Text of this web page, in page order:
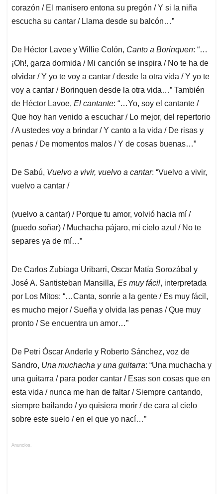
corazón / El manisero entona su pregón / Y si la niña
escucha su cantar / Llama desde su balcón…”
De Héctor Lavoe y Willie Colón, Canto a Borinquen: “…
¡Oh!, garza dormida / Mi canción se inspira / No te ha de
olvidar / Y yo te voy a cantar / desde la otra vida / Y yo te
voy a cantar / Borinquen desde la otra vida…” También
de Héctor Lavoe, El cantante: “…Yo, soy el cantante /
Que hoy han venido a escuchar / Lo mejor, del repertorio
/ A ustedes voy a brindar / Y canto a la vida / De risas y
penas / De momentos malos / Y de cosas buenas…”
De Sabú, Vuelvo a vivir, vuelvo a cantar: “Vuelvo a vivir,
vuelvo a cantar /
(vuelvo a cantar) / Porque tu amor, volvió hacia mí /
(puedo soñar) / Muchacha pájaro, mi cielo azul / No te
separes ya de mí…”
De Carlos Zubiaga Uribarri, Oscar Matía Sorozábal y
José A. Santisteban Mansilla, Es muy fácil, interpretada
por Los Mitos: “…Canta, sonríe a la gente / Es muy fácil,
es mucho mejor / Sueña y olvida las penas / Que muy
pronto / Se encuentra un amor…”
De Petri Óscar Anderle y Roberto Sánchez, voz de
Sandro, Una muchacha y una guitarra: “Una muchacha y
una guitarra / para poder cantar / Esas son cosas que en
esta vida / nunca me han de faltar / Siempre cantando,
siempre bailando / yo quisiera morir / de cara al cielo
sobre este suelo / en el que yo nací…”
Anuncios.